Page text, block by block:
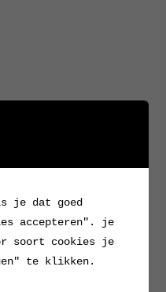
je dat goed
accepteren". je
soort cookies je
te klikken.